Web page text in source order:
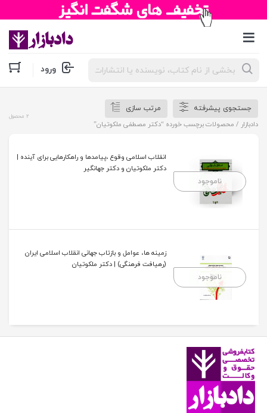
جستجوی
محصولات ورود
جستجوی پیشرفته
مرتب سازی
دادبازار / محصولات برچسب خورده “دکتر مصطفی ملکوتیان”
2 محصول
ناموجود
انقلاب اسلامی وقوع ،پیامدها و راهکارهایی برای آینده |
دکتر ملکوتیان و دکتر جهانگیر
ناموجود
زمینه ها، عوامل و بازتاب جهانی انقلاب اسلامی ایران
(رهیافت فرهنگی) | دکتر ملکوتیان